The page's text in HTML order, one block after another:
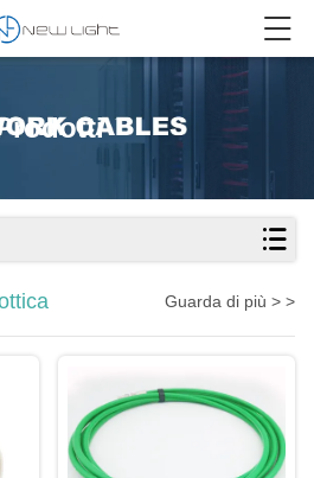
Guarda di più > >